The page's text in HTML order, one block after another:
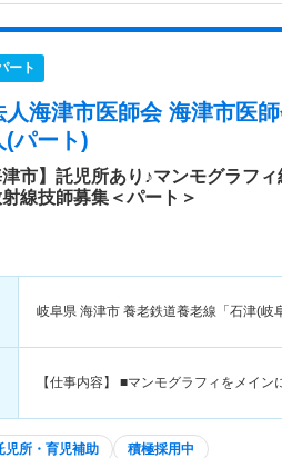
ート
人海津市医師会 海津市医
(パート)
津市】託児所あり♪マンモグラフ
線技師募集＜パート＞
岐阜県 海津市 養老鉄道養老線「石津(岐
【仕事内容】 ■マンモグラフィをメイン
児所・育児補助 積極採用中